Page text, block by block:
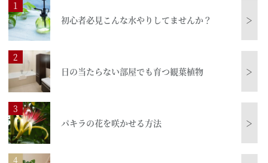
初心者必見こんな水やりしてませんか？ ＞
日の当たらない部屋でも育つ観葉植物 ＞
パキラの花を咲かせる方法 ＞